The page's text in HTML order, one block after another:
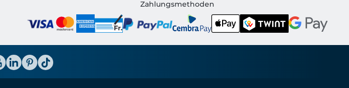
Zahlungsmethoden